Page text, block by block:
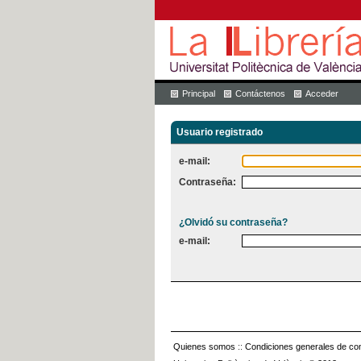
Principal Contáctenos Acceder
Usuario registrado
e-mail:
Contraseña:
¿Olvidó su contraseña?
e-mail:
Quienes somos :: Condiciones generales de